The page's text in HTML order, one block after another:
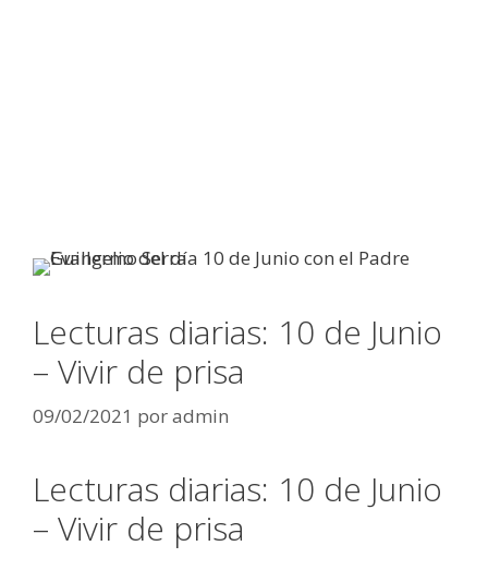
Lecturas diarias: 10 de Junio
– Vivir de prisa
09/02/2021 poradmin
Lecturas diarias: 10 de Junio
– Vivir de prisa